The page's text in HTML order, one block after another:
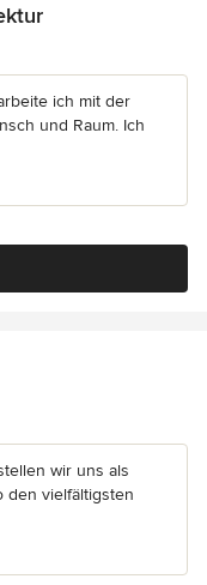
ich mit der
und Raum. Ich
Sternen
wir uns als
den vielfältigsten